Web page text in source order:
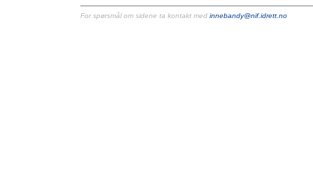
For spørsmål om sidene ta kontakt med innebandy@nif.idrett.no